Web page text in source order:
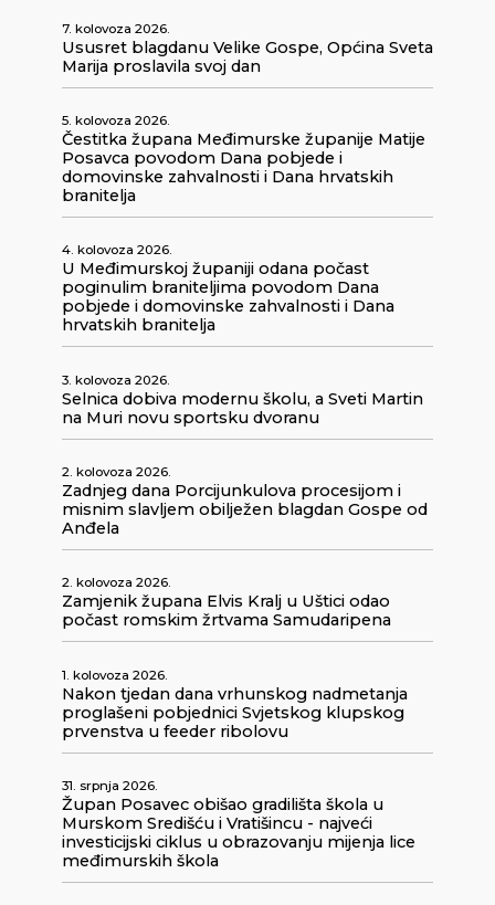
7. kolovoza 2026.
Ususret blagdanu Velike Gospe, Općina Sveta
Marija proslavila svoj dan
5. kolovoza 2026.
Čestitka župana Međimurske županije Matije
Posavca povodom Dana pobjede i
domovinske zahvalnosti i Dana hrvatskih
branitelja
4. kolovoza 2026.
U Međimurskoj županiji odana počast
poginulim braniteljima povodom Dana
pobjede i domovinske zahvalnosti i Dana
hrvatskih branitelja
3. kolovoza 2026.
Selnica dobiva modernu školu, a Sveti Martin
na Muri novu sportsku dvoranu
2. kolovoza 2026.
Zadnjeg dana Porcijunkulova procesijom i
misnim slavljem obilježen blagdan Gospe od
Anđela
2. kolovoza 2026.
Zamjenik župana Elvis Kralj u Uštici odao
počast romskim žrtvama Samudaripena
1. kolovoza 2026.
Nakon tjedan dana vrhunskog nadmetanja
proglašeni pobjednici Svjetskog klupskog
prvenstva u feeder ribolovu
31. srpnja 2026.
Župan Posavec obišao gradilišta škola u
Murskom Središću i Vratišincu - najveći
investicijski ciklus u obrazovanju mijenja lice
međimurskih škola